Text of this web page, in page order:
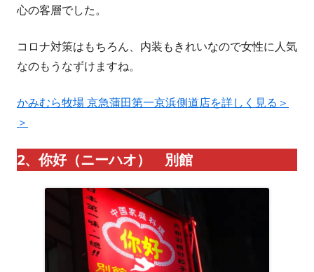
心の客層でした。
コロナ対策はもちろん、内装もきれいなので女性に人気
なのもうなずけますね。
かみむら牧場 京急蒲田第一京浜側道店を詳しく見る＞
＞
2、你好（ニーハオ） 別館